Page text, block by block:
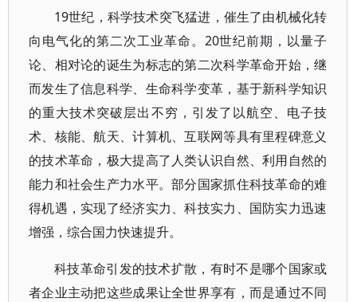
19世纪，科学技术突飞猛进，催生了由机械化转
向电气化的第二次工业革命。20世纪前期，以量子
论、相对论的诞生为标志的第二次科学革命开始，继
而发生了信息科学、生命科学变革，基于新科学知识
的重大技术突破层出不穷，引发了以航空、电子技
术、核能、航天、计算机、互联网等具有里程碑意义
的技术革命，极大提高了人类认识自然、利用自然的
能力和社会生产力水平。部分国家抓住科技革命的难
得机遇，实现了经济实力、科技实力、国防实力迅速
增强，综合国力快速提升。
科技革命引发的技术扩散，有时不是哪个国家或
者企业主动把这些成果让全世界享有，而是通过不同